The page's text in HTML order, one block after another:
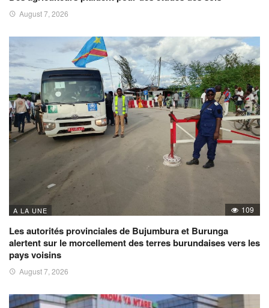
August 7, 2026
A LA UNE 109
Les autorités provinciales de Bujumbura et Burunga
alertent sur le morcellement des terres burundaises vers les
pays voisins
August 7, 2026